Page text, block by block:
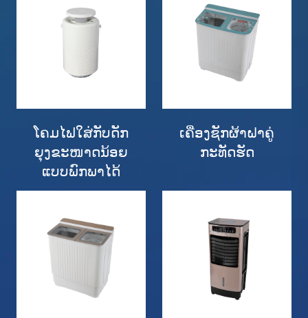
ໂຄມໄຟໃສ່ກັບດັກ
ຍຸງຂະໜາດນ້ອຍ
ແບບພົກພາໄດ້
ເຄື່ອງຊັກຜ້າຝາຄູ່
ກະທັດຮັດ